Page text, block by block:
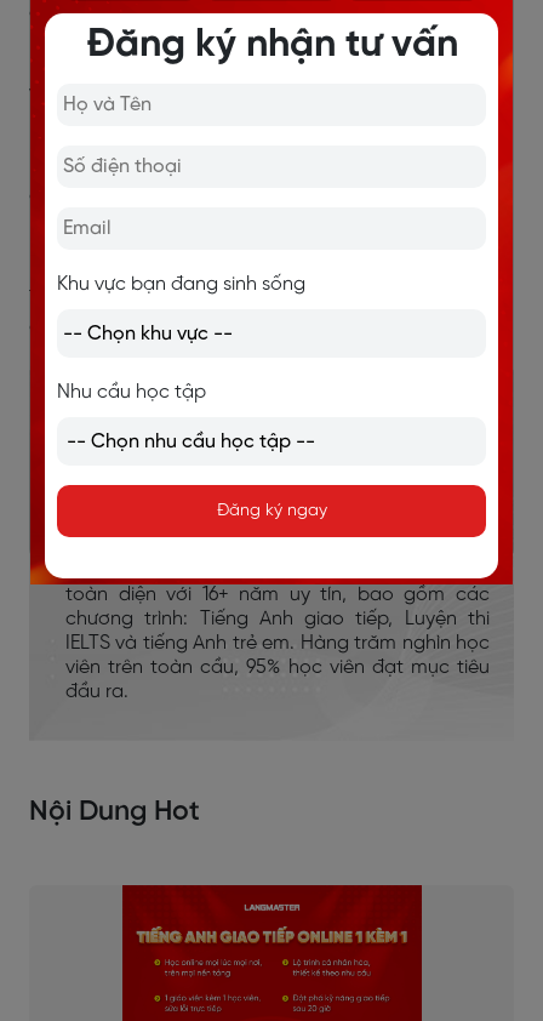
của họ. Hãy giả vờ bản thân bạn là nhân vật trong
phim.
Việc làm này có thể mất cả tuần cho một cảnh phim.
hãy chuyển sang cảnh phim tiếp theo. Để thực sự học
có thể bạn có thể mất vài tháng cho một bộ phim.
Phương pháp này sẽ giúp bạn cải thiện khả năng
thực hiện quá trình này, nếu không bạn sẽ không thu
được lợi ích gì.
Langmaster là hệ sinh thái đào tạo tiếng Anh
toàn diện với 16+ năm uy tín, bao gồm các
chương trình: Tiếng Anh giao tiếp, Luyện thi
IELTS và tiếng Anh trẻ em. Hàng trăm nghìn học
viên trên toàn cầu, 95% học viên đạt mục tiêu
đầu ra.
Nội Dung Hot
Đăng ký nhận tư vấn
Khu vực bạn đang sinh sống
Nhu cầu học tập
Đăng ký ngay